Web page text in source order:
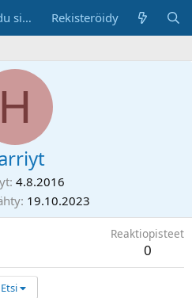
Kirjaudu sisään Rekisteröidy
H
4.8.2016
19.10.2023
Reaktiopisteet
0
Etsi